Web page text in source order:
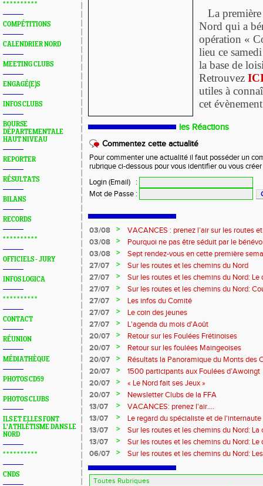
* * * * * * * * * *
COMPÉTITIONS
CALENDRIER NORD
MEETING CLUBS
ENGAGÉ(E)S
INFOS CLUBS
BOURSE
DÉPARTEMENTALE
HAUT NIVEAU
REPORTER
RÉSULTATS
BILANS
RECORDS
* * * * * * * * * *
OFFICIELS - JURY
INFOS LOGICA
* * * * * * * * * *
CONTACT
RÉUNION
MÉDIATHÈQUE
PHOTOS CD59
PHOTOS CLUBS
ILS ET ELLES FONT
L'ATHLÉTISME DANS LE
NORD
* * * * * * * * * *
CNDS
La
Nord qui a
opération «
lieu ce
la base de
Retrouvez
utiles à
cet
les Réactions
Commentez cette actualité
Pour commenter une actualité il faut posséder un
rubrique ci-dessous pour vous identifier ou vous
Login (Email)
:
Mot de Passe :
03/08 >
VACANCES : prenez l’air sur les routes
03/08
>
Pourquoi ne pas être séduit par le
?...
03/08 >
Sept rendez-vous en cette première
27/07
>
Sur les routes et les chemins du Nord
27/07
>
Sur les routes et les chemins du Nord:
27/07
>
Sur les routes et les chemins du Nord:
Marque
27/07 >
Les infos du Comité
27/07
>
Le coin des jeunes
27/07
>
L'agenda du mois d'Août
20/07
>
Retour sur les Foulées Frétinoises
20/07
>
Retour sur les foulées Maingeoises
20/07
>
Résultats la Panoramique du Monts des
20/07
>
1500 participants aux Foulées d’Awoingt
20/07
>
« Le Nord fait ses Jeux »
20/07
>
Newsletter Clubs de la FFA
13/07
>
VACANCES: prenez l'air....
13/07
>
Le regard du spécialiste et de l'internaute
13/07
>
Sur les routes et les chemins du Nord: La
13/07
>
Sur les routes et les chemins du Nord:
06/07
> Sur les routes et les chemins du Nord: